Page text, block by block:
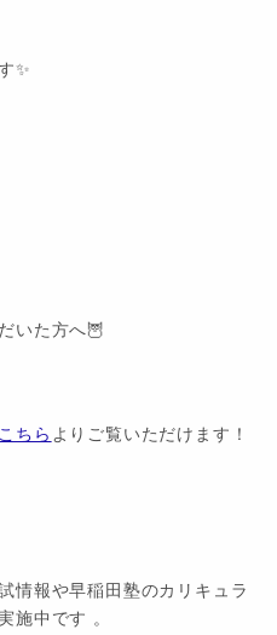
✨
いた方へ🦉
こちら よりご覧いただけます！
情報や早稲田塾のカリキュラ
施中です 。